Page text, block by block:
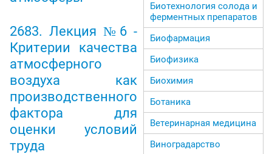
2683. Лекция №6 -
Критерии качества
атмосферного
воздуха как
производственного
фактора для
оценки условий
труда
Биотехнология солода и
ферментных препаратов
Биофармация
Биофизика
Биохимия
Ботаника
Ветеринарная медицина
Виноградарство